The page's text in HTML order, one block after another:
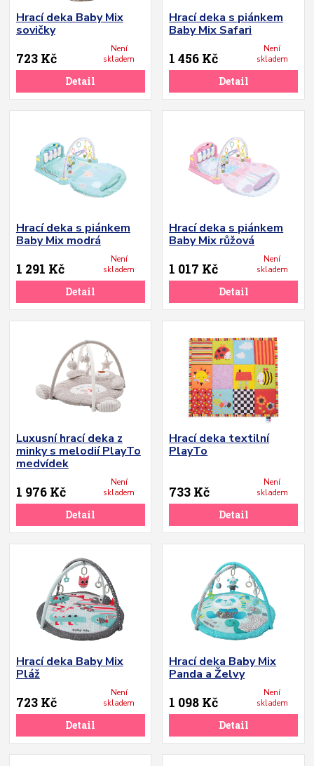
Hrací deka Baby Mix
sovičky
723 Kč
Není
skladem
Detail
Hrací deka s piánkem
Baby Mix Safari
1 456 Kč
Není
skladem
Detail
Hrací deka s piánkem
Baby Mix modrá
1 291 Kč
Není
skladem
Detail
Hrací deka s piánkem
Baby Mix růžová
1 017 Kč
Není
skladem
Detail
Luxusní hrací deka z
minky s melodií PlayTo
medvídek
1 976 Kč
Není
skladem
Detail
Hrací deka textilní
PlayTo
733 Kč
Není
skladem
Detail
Hrací deka Baby Mix
Pláž
723 Kč
Není
skladem
Detail
Hrací deka Baby Mix
Panda a Želvy
1 098 Kč
Není
skladem
Detail